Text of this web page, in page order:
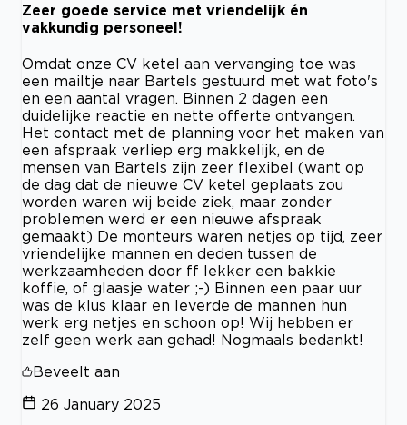
Zeer goede service met vriendelijk én
vakkundig personeel!
Omdat onze CV ketel aan vervanging toe was
een mailtje naar Bartels gestuurd met wat foto's
en een aantal vragen. Binnen 2 dagen een
duidelijke reactie en nette offerte ontvangen.
Het contact met de planning voor het maken van
een afspraak verliep erg makkelijk, en de
mensen van Bartels zijn zeer flexibel (want op
de dag dat de nieuwe CV ketel geplaats zou
worden waren wij beide ziek, maar zonder
problemen werd er een nieuwe afspraak
gemaakt) De monteurs waren netjes op tijd, zeer
vriendelijke mannen en deden tussen de
werkzaamheden door ff lekker een bakkie
koffie, of glaasje water ;-) Binnen een paar uur
was de klus klaar en leverde de mannen hun
werk erg netjes en schoon op! Wij hebben er
zelf geen werk aan gehad! Nogmaals bedankt!
Beveelt aan
26 January 2025